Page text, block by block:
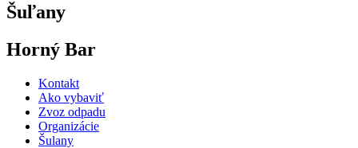
Šuľany
Horný Bar
Kontakt
Ako vybaviť
Zvoz odpadu
Organizácie
Šulany